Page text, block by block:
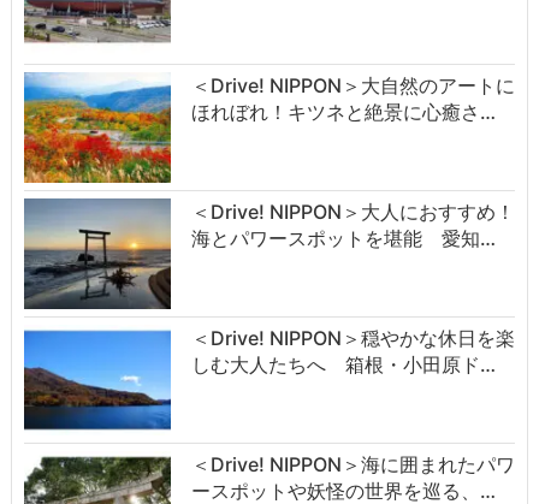
＜Drive! NIPPON＞大自然のアートに
ほれぼれ！キツネと絶景に心癒さ…
＜Drive! NIPPON＞大人におすすめ！
海とパワースポットを堪能 愛知…
＜Drive! NIPPON＞穏やかな休日を楽
しむ大人たちへ 箱根・小田原ド…
＜Drive! NIPPON＞海に囲まれたパワ
ースポットや妖怪の世界を巡る、…